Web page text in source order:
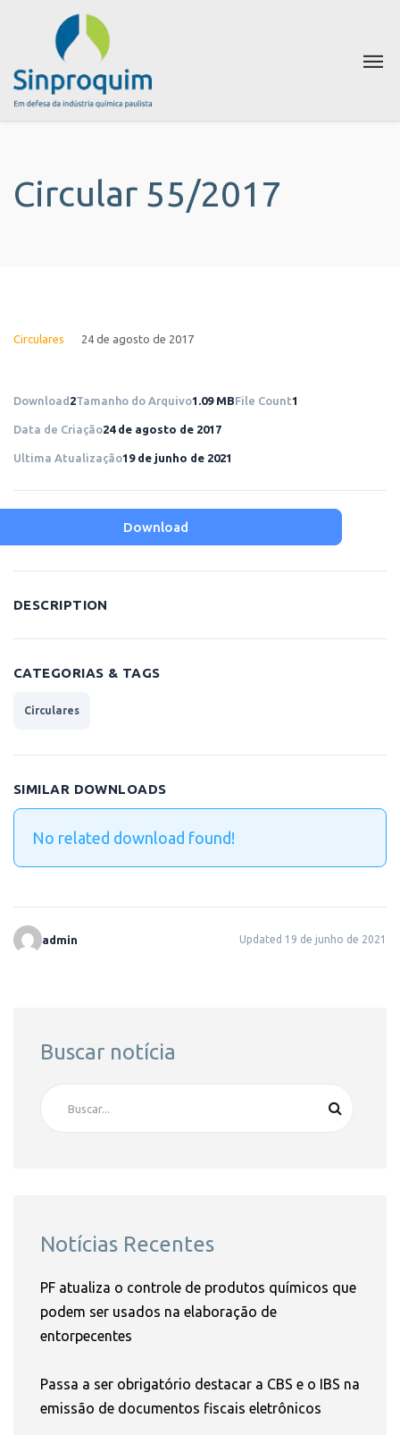
Circular 55/2017
Circulares 24 de agosto de 2017
Download 2Tamanho do Arquivo1.09 MBFile Count1
Data de Criação24 de agosto de 2017
Ultima Atualização19 de junho de 2021
Download
DESCRIPTION
CATEGORIAS & TAGS
Circulares
SIMILAR DOWNLOADS
No related download found!
admin Updated 19 de junho de 2021
Buscar notícia
Notícias Recentes
PF atualiza o controle de produtos químicos que
podem ser usados na elaboração de
entorpecentes
Passa a ser obrigatório destacar a CBS e o IBS na
emissão de documentos fiscais eletrônicos